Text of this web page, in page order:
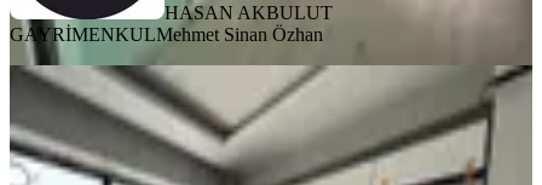
HASAN AKBULUT
GAYRİMENKULMehmet Sinan Özhan
SIFIR BİNA
Galata'dan Kuyuönünde 2+1 Sıfır
Daire
Yeşilyurt, Zaviye Mahallesi